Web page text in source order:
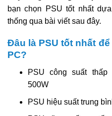
bạn chọn PSU tốt nhất
thống qua bài viết sau đây.
Đâu là PSU tốt nhất
PC?
PSU công suất thấp
500W
PSU hiệu suất trung